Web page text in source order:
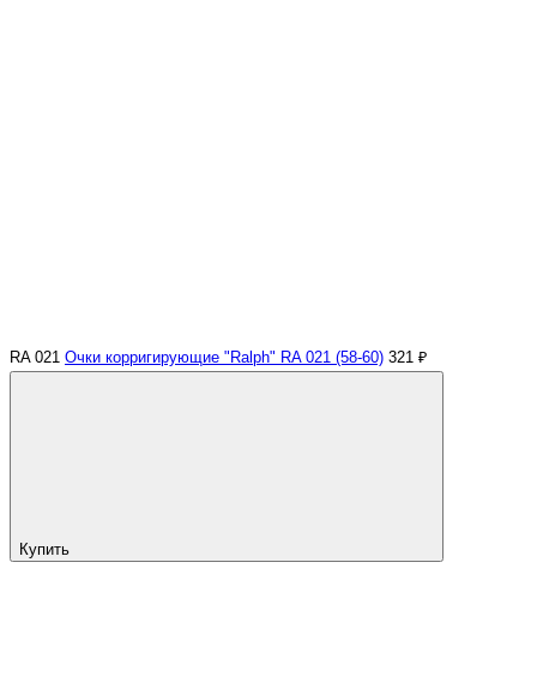
RA 021 Очки корригирующие "Ralph" RA 021 (58-60) 321 ₽
Купить